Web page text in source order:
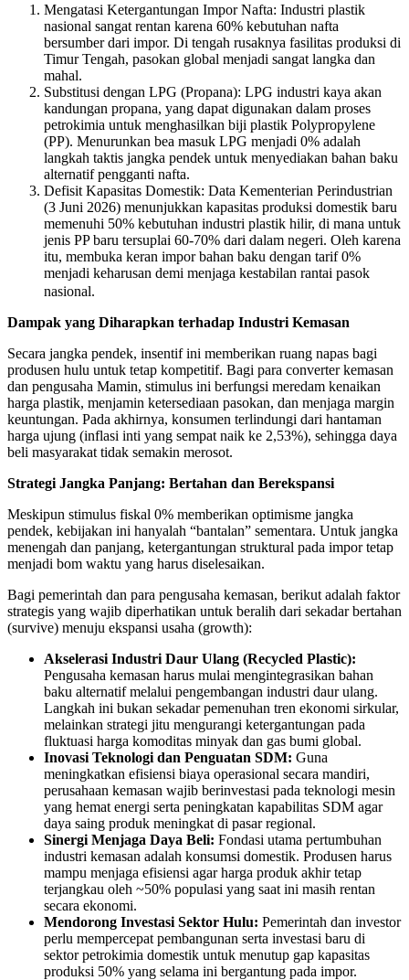
Mengatasi Ketergantungan Impor Nafta: Industri plastik
nasional sangat rentan karena 60% kebutuhan nafta
bersumber dari impor. Di tengah rusaknya fasilitas produksi di
Timur Tengah, pasokan global menjadi sangat langka dan
mahal.
Substitusi dengan LPG (Propana): LPG industri kaya akan
kandungan propana, yang dapat digunakan dalam proses
petrokimia untuk menghasilkan biji plastik Polypropylene
(PP). Menurunkan bea masuk LPG menjadi 0% adalah
langkah taktis jangka pendek untuk menyediakan bahan baku
alternatif pengganti nafta.
Defisit Kapasitas Domestik: Data Kementerian Perindustrian
(3 Juni 2026) menunjukkan kapasitas produksi domestik baru
memenuhi 50% kebutuhan industri plastik hilir, di mana untuk
jenis PP baru tersuplai 60-70% dari dalam negeri. Oleh karena
itu, membuka keran impor bahan baku dengan tarif 0%
menjadi keharusan demi menjaga kestabilan rantai pasok
nasional.
Dampak yang Diharapkan terhadap Industri Kemasan
Secara jangka pendek, insentif ini memberikan ruang napas bagi
produsen hulu untuk tetap kompetitif. Bagi para converter kemasan
dan pengusaha Mamin, stimulus ini berfungsi meredam kenaikan
harga plastik, menjamin ketersediaan pasokan, dan menjaga margin
keuntungan. Pada akhirnya, konsumen terlindungi dari hantaman
harga ujung (inflasi inti yang sempat naik ke 2,53%), sehingga daya
beli masyarakat tidak semakin merosot.
Strategi Jangka Panjang: Bertahan dan Berekspansi
Meskipun stimulus fiskal 0% memberikan optimisme jangka
pendek, kebijakan ini hanyalah “bantalan” sementara. Untuk jangka
menengah dan panjang, ketergantungan struktural pada impor tetap
menjadi bom waktu yang harus diselesaikan.
Bagi pemerintah dan para pengusaha kemasan, berikut adalah faktor
strategis yang wajib diperhatikan untuk beralih dari sekadar bertahan
(survive) menuju ekspansi usaha (growth):
Akselerasi Industri Daur Ulang (Recycled Plastic):
Pengusaha kemasan harus mulai mengintegrasikan bahan
baku alternatif melalui pengembangan industri daur ulang.
Langkah ini bukan sekadar pemenuhan tren ekonomi sirkular,
melainkan strategi jitu mengurangi ketergantungan pada
fluktuasi harga komoditas minyak dan gas bumi global.
Inovasi Teknologi dan Penguatan SDM: Guna
meningkatkan efisiensi biaya operasional secara mandiri,
perusahaan kemasan wajib berinvestasi pada teknologi mesin
yang hemat energi serta peningkatan kapabilitas SDM agar
daya saing produk meningkat di pasar regional.
Sinergi Menjaga Daya Beli: Fondasi utama pertumbuhan
industri kemasan adalah konsumsi domestik. Produsen harus
mampu menjaga efisiensi agar harga produk akhir tetap
terjangkau oleh ~50% populasi yang saat ini masih rentan
secara ekonomi.
Mendorong Investasi Sektor Hulu: Pemerintah dan investor
perlu mempercepat pembangunan serta investasi baru di
sektor petrokimia domestik untuk menutup gap kapasitas
produksi 50% yang selama ini bergantung pada impor.